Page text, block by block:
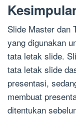
Slide Master dan
yang digunakan
tata letak slide.
tata letak slide
presentasi,
membuat
ditentukan